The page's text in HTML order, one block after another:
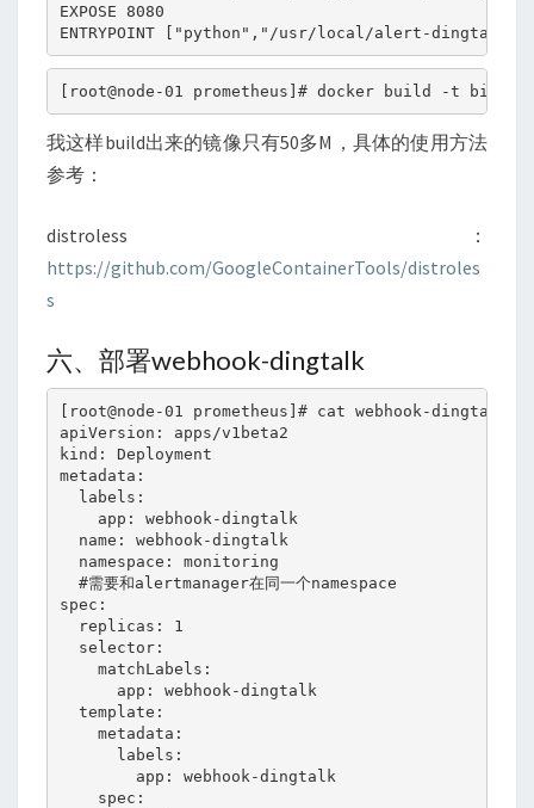
EXPOSE 8080
ENTRYPOINT ["python","/usr/local/alert-
[root@node-01 prometheus]# docker build -t
我这样build出来的镜像只有50多M，具体的使用方法
参考：
distroless：
https://github.com/GoogleContainerTools/distroles
s
六、部署webhook-dingtalk
[root@node-01 prometheus]# cat webhook-
apiVersion: apps/v1beta2
kind: Deployment
metadata:
  labels:
    app: webhook-dingtalk
  name: webhook-dingtalk
  namespace: monitoring
  #需要和alertmanager在同一个namespace
spec:
  replicas: 1
  selector:
    matchLabels:
      app: webhook-dingtalk
  template:
    metadata:
      labels:
        app: webhook-dingtalk
    spec: